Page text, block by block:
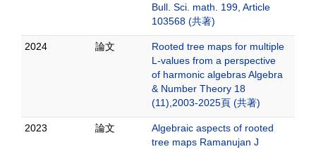
Bull. Sci. math. 199, Article
103568 (共著)
2024 論文
Rooted tree maps for multiple
L-values from a perspective
of harmonic algebras Algebra
& Number Theory 18
(11),2003-2025頁 (共著)
2023 論文
Algebraic aspects of rooted
tree maps Ramanujan J